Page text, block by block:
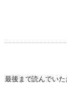
最後まで読んでいた